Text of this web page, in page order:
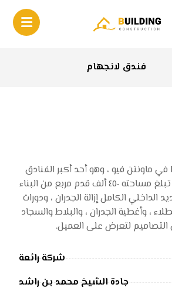
فندق لانجهام
ماونتن فيو ، وهو أحد أكبر الفنادق
في كاليفورنيا حيث تبلغ مساحته ٤٥٠ ألف قدم مربع من البناء
الداخلي الكامل إزالة الجدران ، ودورات
، وأغطية الجدران ، والبلاط والسجاد
لتعرض على العميل.
شركة رائعة
جادة الشيخ محمد بن راشد